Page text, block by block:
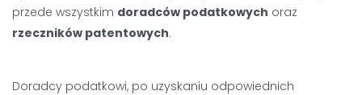
przede wszystkim doradców podatkowych oraz
rzeczników patentowych.
Doradcy podatkowi, po uzyskaniu odpowiednich